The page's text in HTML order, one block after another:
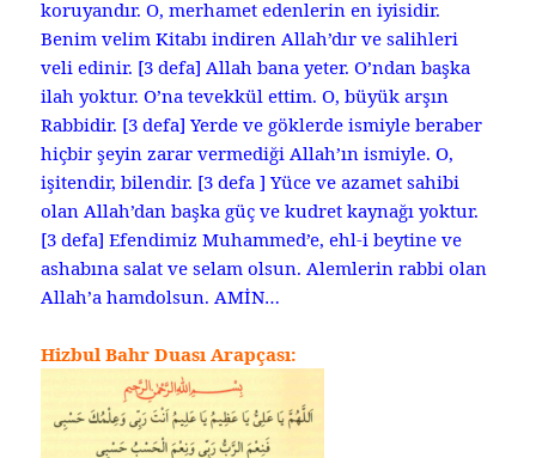
koruyandır. O, merhamet edenlerin en iyisidir.
Benim velim Kitabı indiren Allah’dır ve salihleri
veli edinir. [3 defa] Allah bana yeter. O’ndan başka
ilah yoktur. O’na tevekkül ettim. O, büyük arşın
Rabbidir. [3 defa] Yerde ve göklerde ismiyle beraber
hiçbir şeyin zarar vermediği Allah’ın ismiyle. O,
işitendir, bilendir. [3 defa ] Yüce ve azamet sahibi
olan Allah’dan başka güç ve kudret kaynağı yoktur.
[3 defa] Efendimiz Muhammed’e, ehl-i beytine ve
ashabına salat ve selam olsun. Alemlerin rabbi olan
Allah’a hamdolsun. AMİN…
Hizbul Bahr Duası Arapçası: